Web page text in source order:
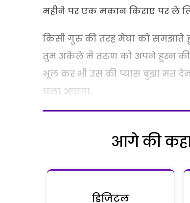
महीने पर एक मकान किराए पर ले
किसी गुरु की तरह मेघा को समझाते
तुम अकेले में तरुण को अपने हुस्न की
भूल कर भी उस की प्यास बुझा मत
चला आएगा.
आगे की
डिजिटल